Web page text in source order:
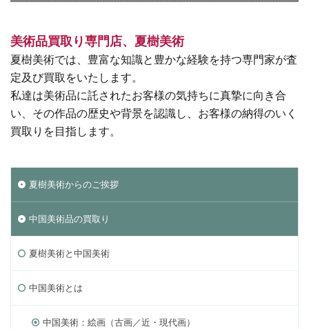
美術品買取り専門店、夏樹美術
夏樹美術では、豊富な知識と豊かな経験を持つ専門家が査
定及び買取をいたします。
私達は美術品に託されたお客様の気持ちに真摯に向き合
い、その作品の歴史や背景を認識し、お客様の納得のいく
買取りを目指します。
夏樹美術からのご挨拶
中国美術品の買取り
夏樹美術と中国美術
中国美術とは
中国美術：絵画（古画／近・現代画）